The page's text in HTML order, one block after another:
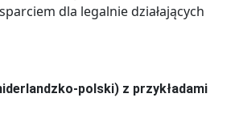
dla legalnie działających
polski) z przykładami